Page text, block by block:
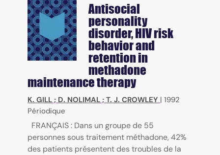
Antisocial
personality
disorder, HIV risk
behavior and
retention in
methadone
maintenance therapy
K. GILL ; D. NOLIMAL ; T. J. CROWLEY | 1992
Périodique
FRANÇAIS : Dans un groupe de 55
personnes sous traitement méthadone, 42%
des patients présentent des troubles de la